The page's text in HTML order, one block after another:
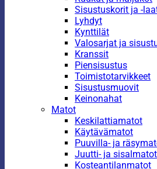
Sisustuskorit ja -
Lyhdyt
Kynttilät
Valosarjat ja
Kranssit
Piensisustus
Toimistotarvikkeet
Sisustusmuovit
Keinonahat
Matot
Keskilattiamatot
Käytävämatot
Puuvilla- ja
Juutti- ja sisalmatot
Kosteantilanmatot